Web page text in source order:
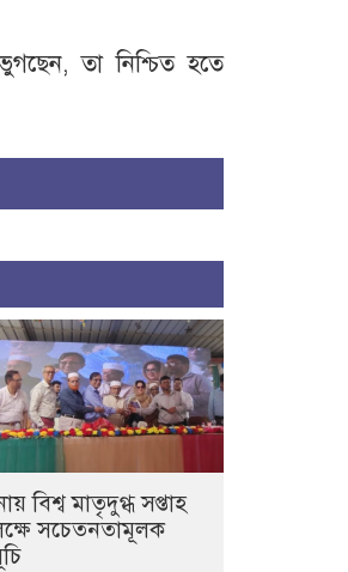
তা নিশ্চিত হতে
বিশ্ব মাতৃদুগ্ধ সপ্তাহ
সচেতনতামূলক